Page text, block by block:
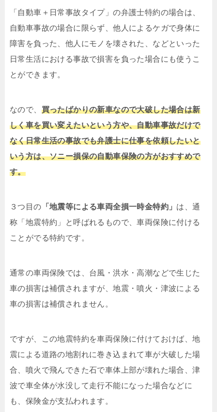
「自動車＋日常事故タイプ」の弁護士特約の場合は、
自動車事故の場合に限らず、他人によるケガで身体に
障害を負った、他人にモノを壊された、などといった
日常生活における事故で損害を負った場合にも使うこ
とができます。
なので、 買ったばかりの新車なので大破した場合は新
しく車を買い変えたいという方や、自動車事故だけで
なく日常生活の事故でも弁護士に仕事を依頼したいと
いう方は、ソニー損保の自動車保険の方がおすすめで
す。
３つ目の 「地震等による車両全損一時金特約」 は、通
称「地震特約」と呼ばれるもので、車両保険に付ける
ことがでる特約です。
通常の車両保険では、台風・洪水・高潮などで生じた
車の損害は補償されますが、地震・噴火・津波による
車の損害は補償されません。
ですが、この地震特約を車両保険に付けておけば、地
震による道路の地割れに巻き込まれて車が大破した場
合、噴火で飛んできた石で車体上部が壊れた場合、津
波で車全体が水没して走行不能になった場合などに
も、保険金が支払われます。